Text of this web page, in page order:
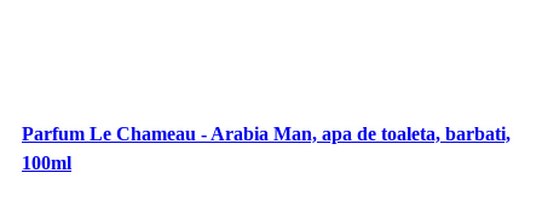
Parfum Le Chameau - Arabia Man, apa de toaleta, barbati,
100ml